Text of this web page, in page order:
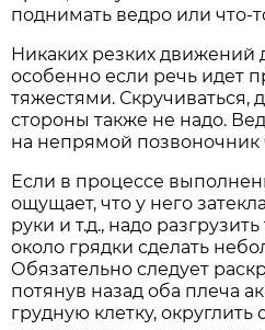
поднимать ведро или что-
Никаких резких движений
особенно если речь идет
тяжестями. Скручиваться,
стороны также не надо.
на непрямой позвоночник
Если в процессе
ощущает, что у него
руки и т.д., надо
около грядки сделать
Обязательно следует
потянув назад оба плеча
грудную клетку, округлить